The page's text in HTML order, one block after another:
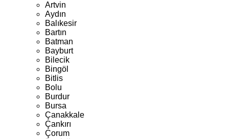
Artvin
Aydın
Balıkesir
Bartın
Batman
Bayburt
Bilecik
Bingöl
Bitlis
Bolu
Burdur
Bursa
Çanakkale
Çankırı
Çorum